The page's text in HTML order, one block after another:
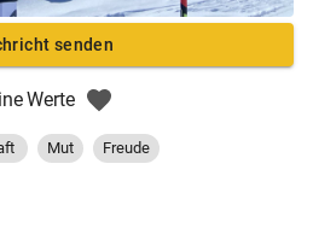
senden
Werte
Mut Freude